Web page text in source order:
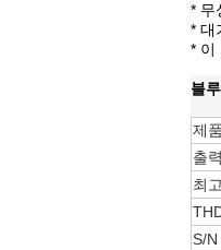
* 무
* 대
* 이
블
제
출
최
S/